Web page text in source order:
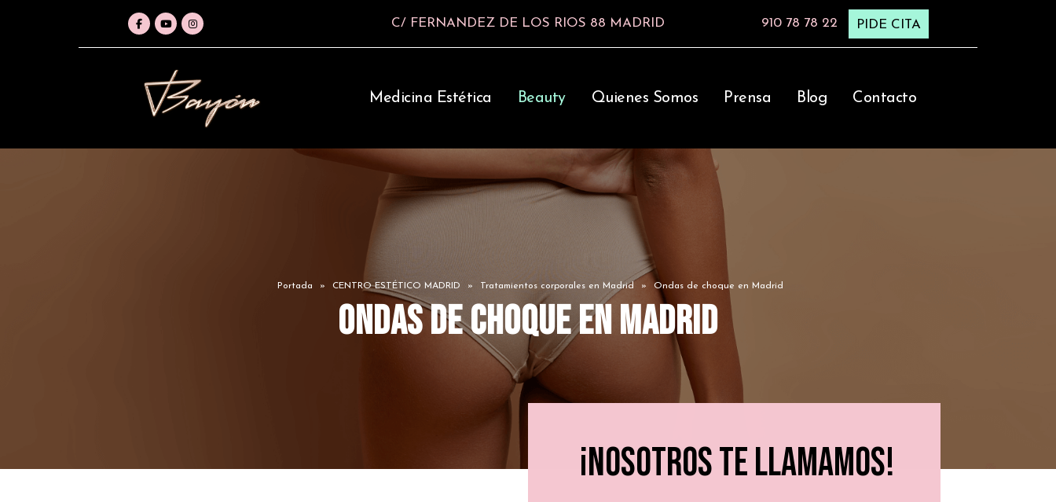
C/ FERNANDEZ DE LOS RIOS 88 MADRID 910 78 78 22 PIDE CITA
Medicina Estética Beauty Quienes Somos Prensa Blog Contacto
Portada » CENTRO ESTÉTICO MADRID » Tratamientos corporales en Madrid » Ondas de choque en Madrid
Ondas de choque en Madrid
¡Nosotros te llamamos!